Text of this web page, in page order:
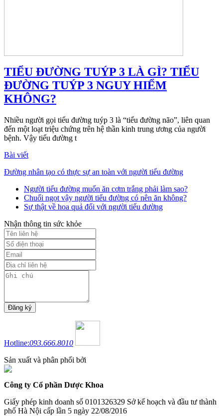
TIỂU ĐƯỜNG TUÝP 3 LÀ GÌ? TIỂU
ĐƯỜNG TUÝP 3 NGUY HIỂM
KHÔNG?
Nhiều người gọi tiểu đường tuýp 3 là “tiểu đường não”, liên quan
đến một loạt triệu chứng trên hệ thần kinh trung ương của người
bệnh. Vậy tiểu đường t
Bài viết
Đường nhân tạo có thực sự an toàn với người tiểu đường
Người tiểu đường muốn ăn cơm trắng phải làm sao?
Chuối ngọt vậy người tiểu đường có nên ăn không?
Sự thật về hoa quả đối với người tiểu đường
Nhận thông tin sức khỏe
Hotline:093.666.8010
Sản xuất và phân phối bởi
Công ty Cổ phần Dược Khoa
Giấy phép kinh doanh số 0101326329 Sở kế hoạch và đầu tư thành
phố Hà Nội cấp lần 5 ngày 22/08/2016